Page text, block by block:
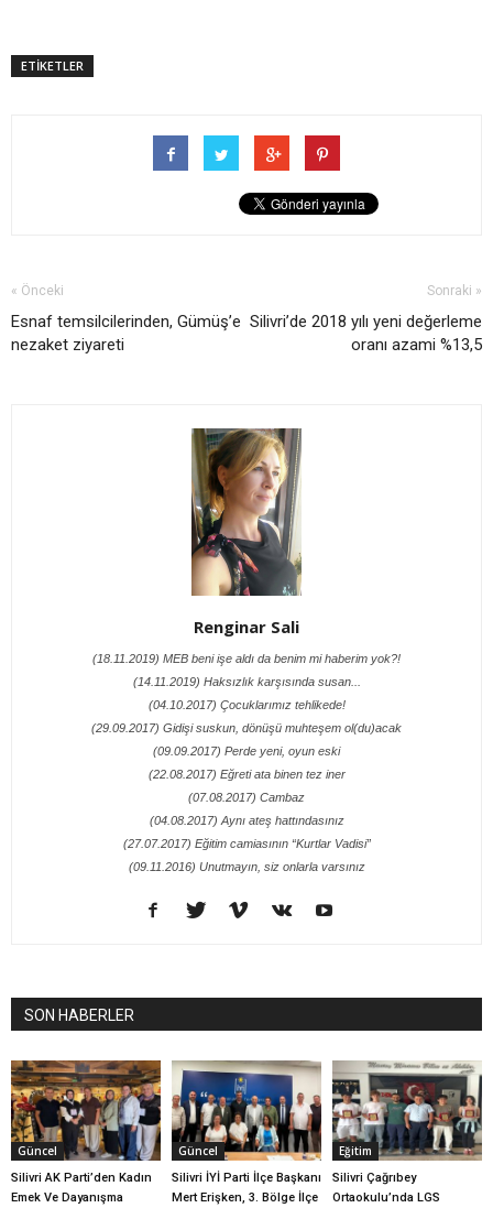
ETİKETLER
« Önceki
Esnaf temsilcilerinden, Gümüş’e
nezaket ziyareti
Sonraki »
Silivri’de 2018 yılı yeni değerleme
oranı azami %13,5
Renginar Sali
(18.11.2019) MEB beni işe aldı da benim mi haberim yok?!
(14.11.2019) Haksızlık karşısında susan...
(04.10.2017) Çocuklarımız tehlikede!
(29.09.2017) Gidişi suskun, dönüşü muhteşem ol(du)acak
(09.09.2017) Perde yeni, oyun eski
(22.08.2017) Eğreti ata binen tez iner
(07.08.2017) Cambaz
(04.08.2017) Aynı ateş hattındasınız
(27.07.2017) Eğitim camiasının “Kurtlar Vadisi”
(09.11.2016) Unutmayın, siz onlarla varsınız
SON HABERLER
Güncel
Silivri AK Parti’den Kadın
Emek Ve Dayanışma
Güncel
Silivri İYİ Parti İlçe Başkanı
Mert Erişken, 3. Bölge İlçe
Eğitim
Silivri Çağrıbey
Ortaokulu’nda LGS